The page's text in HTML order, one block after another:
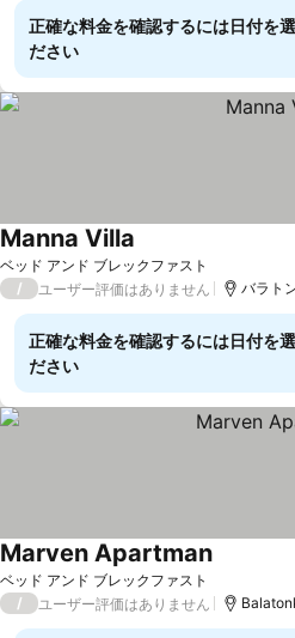
正確な料金を確認するには日付を
ださい
ベッド アンド ブレックファスト
Manna Villa
/ ユーザー評価はありません バラト
正確な料金を確認するには日付を
ださい
ベッド アンド ブレックファスト
Marven Apartman
/ ユーザー評価はありません